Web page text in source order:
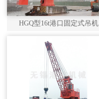
HGQ型16t港口固定式吊机